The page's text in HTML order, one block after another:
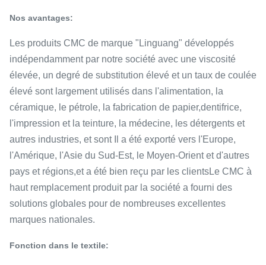
Nos avantages:
Les produits CMC de marque "Linguang" développés
indépendamment par notre société avec une viscosité
élevée, un degré de substitution élevé et un taux de coulée
élevé sont largement utilisés dans l'alimentation, la
céramique, le pétrole, la fabrication de papier,dentifrice,
l'impression et la teinture, la médecine, les détergents et
autres industries, et sont Il a été exporté vers l'Europe,
l'Amérique, l'Asie du Sud-Est, le Moyen-Orient et d'autres
pays et régions,et a été bien reçu par les clientsLe CMC à
haut remplacement produit par la société a fourni des
solutions globales pour de nombreuses excellentes
marques nationales.
Fonction dans le textile: